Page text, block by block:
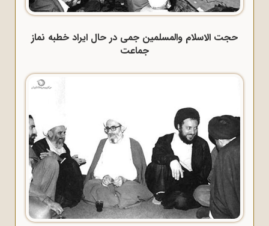
حجت الاسلام والمسلمین جمی در حال ایراد خطبه نماز
جماعت